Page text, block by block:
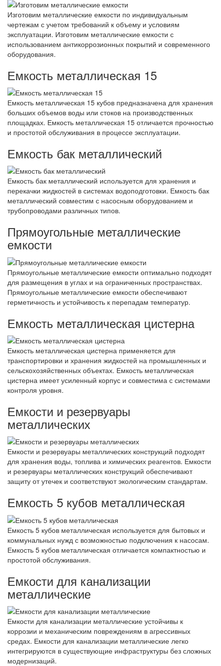
Изготовим металлические емкости по индивидуальным
чертежам с учетом требований к объему и условиям
эксплуатации. Изготовим металлические емкости с
использованием антикоррозионных покрытий и современного
оборудования.
Емкость металлическая 15
Емкость металлическая 15 кубов предназначена для хранения
больших объемов воды или стоков на производственных
площадках. Емкость металлическая 15 отличается прочностью
и простотой обслуживания в процессе эксплуатации.
Емкость бак металлический
Емкость бак металлический используется для хранения и
перекачки жидкостей в системах водоподготовки. Емкость бак
металлический совместим с насосным оборудованием и
трубопроводами различных типов.
Прямоугольные металлические
емкости
Прямоугольные металлические емкости оптимально подходят
для размещения в углах и на ограниченных пространствах.
Прямоугольные металлические емкости обеспечивают
герметичность и устойчивость к перепадам температур.
Емкость металлическая цистерна
Емкость металлическая цистерна применяется для
транспортировки и хранения жидкостей на промышленных и
сельскохозяйственных объектах. Емкость металлическая
цистерна имеет усиленный корпус и совместима с системами
контроля уровня.
Емкости и резервуары
металлических
Емкости и резервуары металлических конструкций подходят
для хранения воды, топлива и химических реагентов. Емкости
и резервуары металлических конструкций обеспечивают
защиту от утечек и соответствуют экологическим стандартам.
Емкость 5 кубов металлическая
Емкость 5 кубов металлическая используется для бытовых и
коммунальных нужд с возможностью подключения к насосам.
Емкость 5 кубов металлическая отличается компактностью и
простотой обслуживания.
Емкости для канализации
металлические
Емкости для канализации металлические устойчивы к
коррозии и механическим повреждениям в агрессивных
средах. Емкости для канализации металлические легко
интегрируются в существующие инфраструктуры без сложных
модернизаций.